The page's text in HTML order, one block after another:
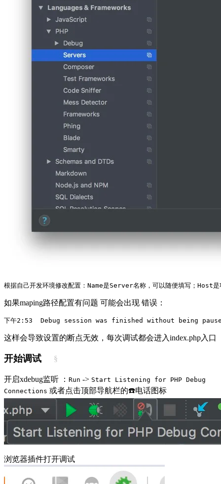
根据自己开发环境修改配置： Name是Server名称，可以随便填写； Host是
如果maping路径配置有问题 可能会出现 错误：
下午2:53  Debug session was finished without being
这样会导致设置的断点无效，每次调试都会进入index.php入口
开始调试 §
开启xdebug监听 ： Run -> Start Listening for PHP Debug
Connections 或者点击顶部导航栏的☎️电话图标
浏览器插件打开调试